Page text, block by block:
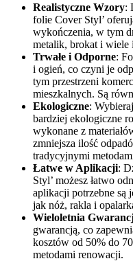
Realistyczne Wzory:
folie Cover Styl’
wykończenia, w tym
metalik, brokat i wiele
Trwałe i Odporne:
i ogień, co czyni je
tym przestrzeni
mieszkalnych. Są
Ekologiczne:
bardziej ekologiczne
wykonane z
zmniejsza ilość
tradycyjnymi
Łatwe w Aplikacji:
Styl’ możesz łatwo
aplikacji potrzebne są
jak nóż, rakla i
Wieloletnia
gwarancją, co
kosztów od 50% do
metodami renowacji.